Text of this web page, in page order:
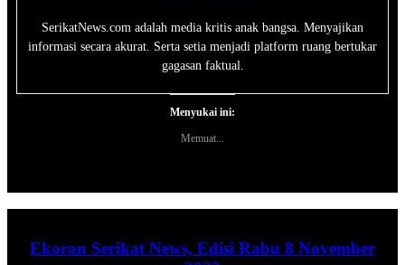
SerikatNews.com adalah media kritis anak bangsa. Menyajikan
informasi secara akurat. Serta setia menjadi platform ruang bertukar
gagasan faktual.
Menyukai ini:
Memuat...
Ekoran Serikat News, Edisi Rabu 8 November